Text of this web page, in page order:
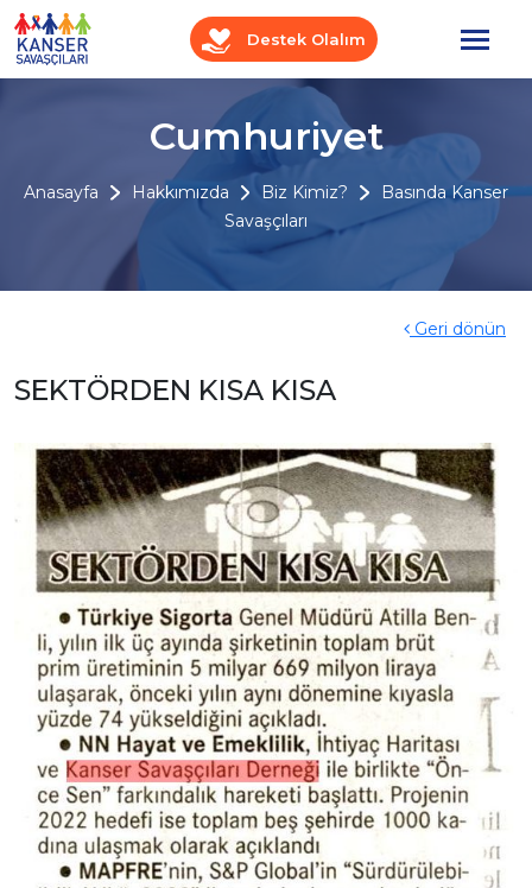
Destek Olalım
Cumhuriyet
Anasayfa Hakkımızda Biz Kimiz?
Basında Kanser
Savaşçıları
Geri dönün
SEKTÖRDEN KISA KISA